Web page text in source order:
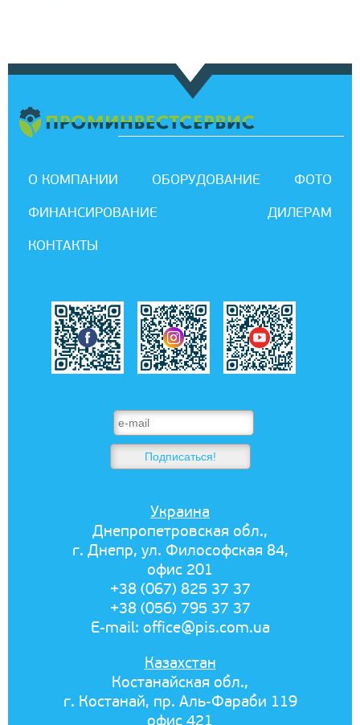
О КОМПАНИИ ОБОРУДОВАНИЕ
ФОТО
ФИНАНСИРОВАНИЕ
ДИЛЕРАМ
КОНТАКТЫ
Украина
Днепропетровская обл.,
г. Днепр, ул. Философская 84,
офис 201
+38 (067) 825 37 37
+38 (056) 795 37 37
E-mail: office@pis.com.ua
Казахстан
Костанайская обл.,
г. Костанай, пр. Аль-Фараби 119
офис 421